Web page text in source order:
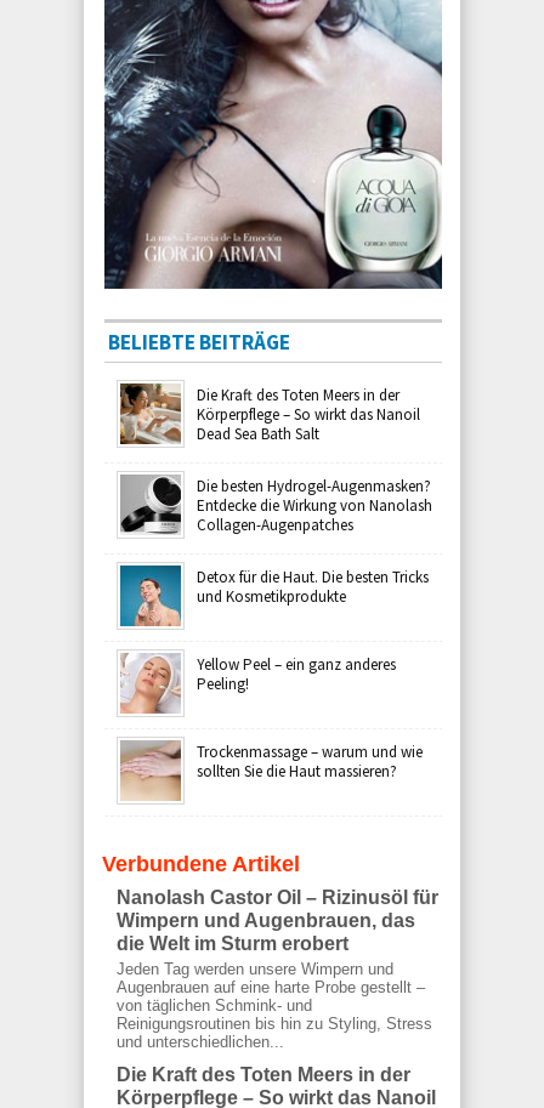
BELIEBTE BEITRÄGE
Die Kraft des Toten Meers in der
Körperpflege – So wirkt das Nanoil
Dead Sea Bath Salt
Die besten Hydrogel-Augenmasken?
Entdecke die Wirkung von Nanolash
Collagen-Augenpatches
Detox für die Haut. Die besten Tricks
und Kosmetikprodukte
Yellow Peel – ein ganz anderes
Peeling!
Trockenmassage – warum und wie
sollten Sie die Haut massieren?
Verbundene Artikel
Nanolash Castor Oil – Rizinusöl für
Wimpern und Augenbrauen, das
die Welt im Sturm erobert
Jeden Tag werden unsere Wimpern und
Augenbrauen auf eine harte Probe gestellt –
von täglichen Schmink- und
Reinigungsroutinen bis hin zu Styling, Stress
und unterschiedlichen...
Die Kraft des Toten Meers in der
Körperpflege – So wirkt das Nanoil